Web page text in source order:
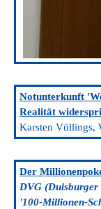
Notunterkunft
Realität
Karsten Vüllings,
Der
DVG (Duisburger
'100-Millionen-